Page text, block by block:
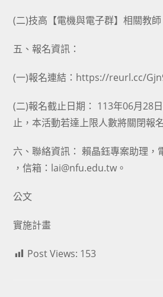
(二)技高【電機與電子群】相關教師
五、報名資訊：
(一)報名連結：https://reurl.cc/
(二)報名截止日期： 113年06月28
止，本活動若達上限人數將關閉報
六、聯絡資訊： 賴晶鈺專案助理，
，信箱：lai@nfu.edu.tw。
公文
實施計畫
Post Views: 153